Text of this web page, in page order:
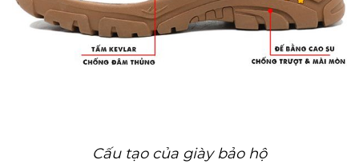
Cấu tạo của giày bảo hộ